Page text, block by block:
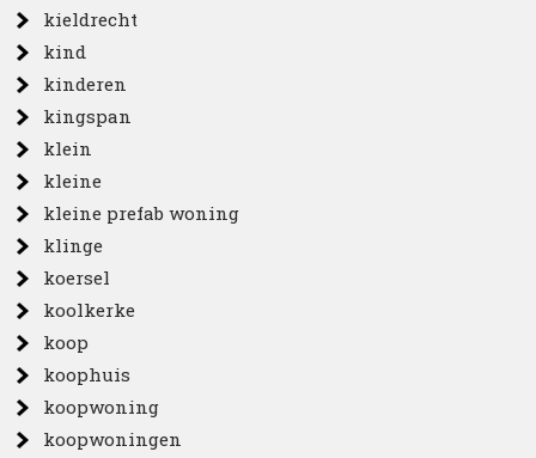
kieldrecht
kind
kinderen
kingspan
klein
kleine
kleine prefab woning
klinge
koersel
koolkerke
koop
koophuis
koopwoning
koopwoningen